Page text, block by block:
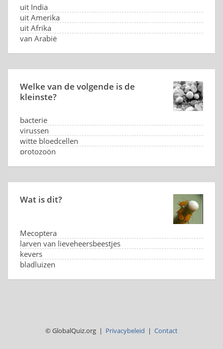
uit India
uit Amerika
uit Afrika
van Arabië
Welke van de volgende is de
kleinste?
bacterie
virussen
witte bloedcellen
protozoön
Wat is dit?
Mecoptera
larven van lieveheersbeestjes
kevers
bladluizen
© GlobalQuiz.org | Privacybeleid | Contact